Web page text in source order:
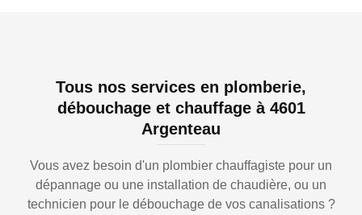
Tous nos services en plomberie,
débouchage et chauffage à 4601
Argenteau
Vous avez besoin d'un plombier chauffagiste pour un
dépannage ou une installation de chaudière, ou un
technicien pour le débouchage de vos canalisations ?